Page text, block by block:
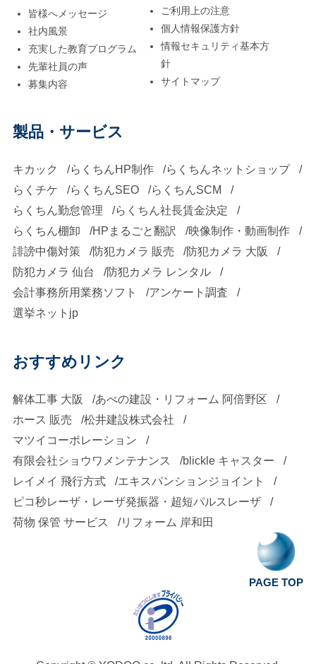
皆様へメッセージ
社内風景
充実した教育プログラム
先輩社員の声
募集内容
ご利用上の注意
個人情報保護方針
情報セキュリティ基本方
針
サイトマップ
製品・サービス
キカック らくちんHP制作
らくちんネットショップ
らくチケ
らくちんSEO
らくちんSCM
らくちん勤怠管理
らくちん社長賃金決定
らくちん棚卸
HPまるごと翻訳
映像制作・動画制作
誹謗中傷対策
防犯カメラ 販売
防犯カメラ 大阪
防犯カメラ 仙台
防犯カメラ レンタル
会計事務所用業務ソフト
アンケート調査
選挙ネットjp
おすすめリンク
解体工事 大阪
あべの建設・リフォーム 阿倍野区
ホース 販売
松井建設株式会社
マツイコーポレーション
有限会社ショウワメンテナンス
blickle キャスター
レイメイ 飛行方式
エキスパンションジョイント
ピコ秒レーザ・レーザ発振器・超短パルスレーザ
荷物 保管 サービス
リフォーム 岸和田
PAGE TOP